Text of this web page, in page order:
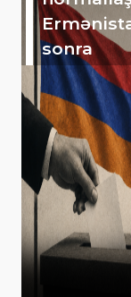
sonra